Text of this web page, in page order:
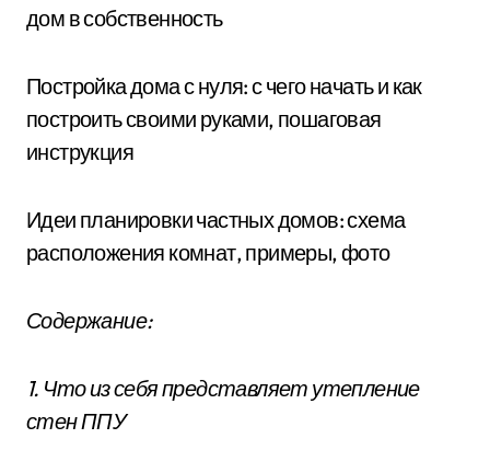
дом в собственность
Постройка дома с нуля: с чего начать и как
построить своими руками, пошаговая
инструкция
Идеи планировки частных домов: схема
расположения комнат, примеры, фото
Содержание:
1. Что из себя представляет утепление
стен ППУ